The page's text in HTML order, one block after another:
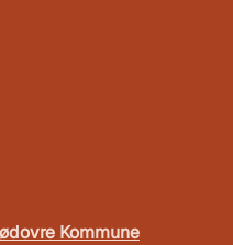
Kommune